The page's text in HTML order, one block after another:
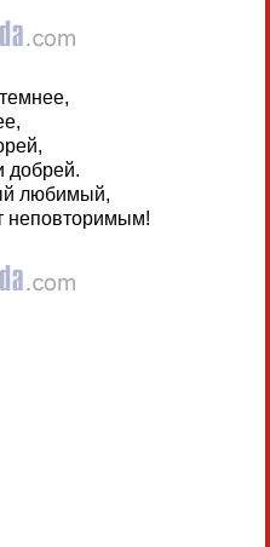
добрей.
любимый,
неповторимым!